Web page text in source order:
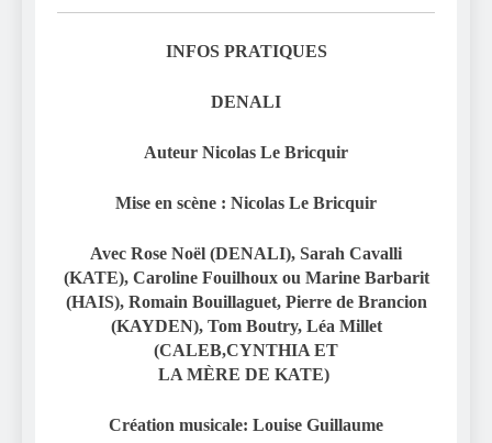
INFOS PRATIQUES
DENALI
Auteur Nicolas Le Bricquir
Mise en scène : Nicolas Le Bricquir
Avec Rose Noël (DENALI), Sarah Cavalli
(KATE), Caroline Fouilhoux ou Marine Barbarit
(HAIS), Romain Bouillaguet, Pierre de Brancion
(KAYDEN), Tom Boutry, Léa Millet
(CALEB,CYNTHIA ET
LA MÈRE DE KATE)
Création musicale: Louise Guillaume